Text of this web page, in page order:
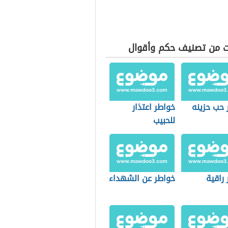
من تصنيف حكم وأقوال
حب حزينه
خواطر اعتذار
للحبيب
خواطر عن الشهداء